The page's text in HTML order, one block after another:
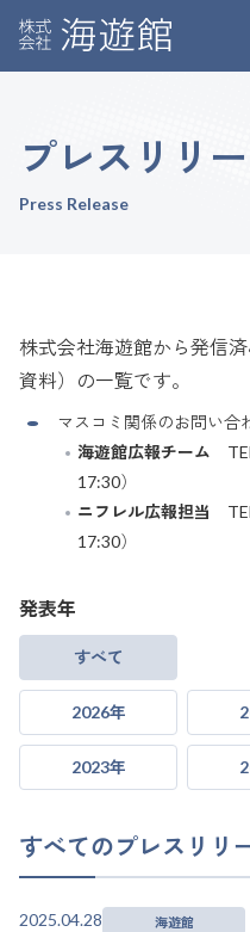
プレスリリ
Press Release
株式会社海遊館から発信
資料）の一覧です。
マスコミ関係のお問い合
海遊館広報チーム
17:30）
ニフレル広報担当
17:30）
発表年
すべて
2026年
2023年
すべてのプレスリリ
2025.04.28 海遊館